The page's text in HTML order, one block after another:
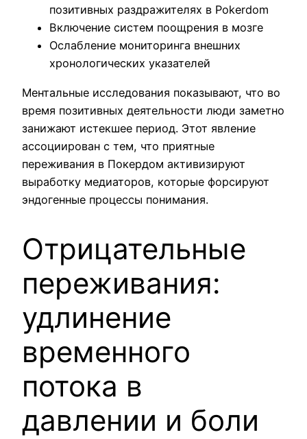
позитивных раздражителях в Pokerdom
Включение систем поощрения в мозге
Ослабление мониторинга внешних
хронологических указателей
Ментальные исследования показывают, что во
время позитивных деятельности люди заметно
занижают истекшее период. Этот явление
ассоциирован с тем, что приятные
переживания в Покердом активизируют
выработку медиаторов, которые форсируют
эндогенные процессы понимания.
Отрицательные
переживания:
удлинение
временного
потока в
давлении и боли